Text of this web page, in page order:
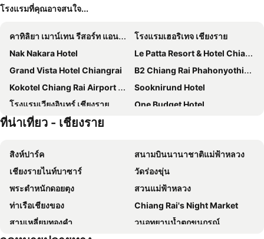
โรงแรมที่คุณอาจสนใจ...
คาทิลิยา เมาน์เทน รีสอร์ท แอนด์ สปา
โรงแรมเฮอริเทจ เชียงราย
Nak Nakara Hotel
Le Patta Resort & Hotel Chiang Rai
Grand Vista Hotel Chiangrai
B2 Chiang Rai Phahonyothin Boutique & Budget Hotel
Kokotel Chiang Rai Airport Suites
Sooknirund Hotel
โรงแรมเวียงอินทร์ เชียงราย
One Budget Hotel
โรงแรมเชียงราย
Work Den
Hi Chiangrai Hotel
Sann Hotel
Pimann Inn Hotel
Mora Boutique Hotel
Baan Bua Guest House
La Vie En Rose - SHA Plus
Doowall Hotel
The Riverie by Katathani
Luckswan Resort Chiang Rai - SHA Extra Plus
ที่น่าเที่ยว - เชียงราย
สิงห์ปาร์ค
สนามบินนานาชาติแม่ฟ้าหลวง
เชียงรายไนท์บาซาร์
วัดร่องขุ่น
พระตำหนักดอยตุง
สวนแม่ฟ้าหลวง
ท่าเรือเชียงของ
Chiang Rai's Night Market
สามเหลี่ยมทองคำ
วนอุทยานน้ำตกขุนกรณ์